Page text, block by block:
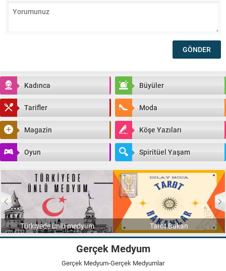
Kadınca Büyüler
Tarifler Moda
Magazin Köşe Yazıları
Oyun Spiritüel Yaşam
Türkiyede ünlü medyum Tarot Bakan
Gerçek Medyum
Gerçek Medyum-Gerçek Medyumlar